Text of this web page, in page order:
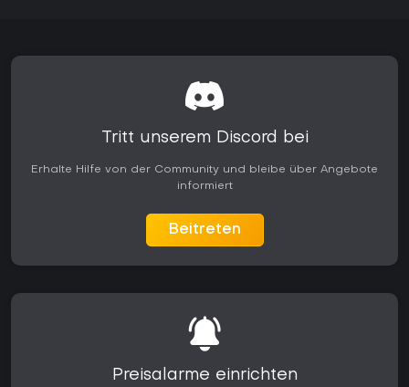
Tritt unserem Discord bei
Erhalte Hilfe von der Community und bleibe über Angebote
informiert
Beitreten
Preisalarme einrichten